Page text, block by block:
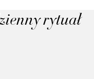
rytuał